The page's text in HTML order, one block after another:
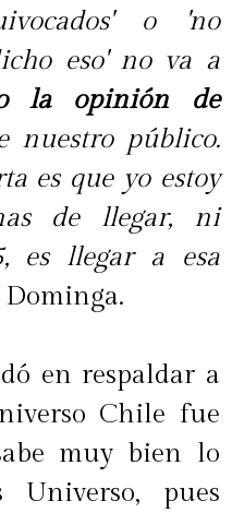
o 'no
eso' no va a
la opinión de
nuestro público.
es que yo estoy
de llegar, ni
es llegar a esa
en respaldar a
Chile fue
muy bien lo
pues